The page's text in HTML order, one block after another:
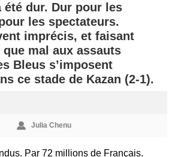
été dur. Dur pour les
les spectateurs.
imprécis, et faisant
mal aux assauts
Bleus s’imposent
ce stade de Kazan (2-1).
Julia Chenu
Par 72 millions de Français.